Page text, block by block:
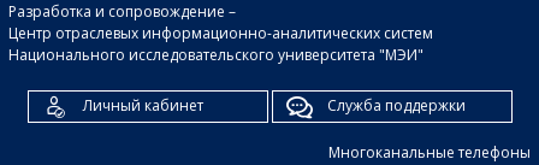
Разработка и сопровождение –
Центр отраслевых информационно-аналитических систем
Национального исследовательского университета "МЭИ"
Личный кабинет Служба поддержки
Многоканальные телефоны